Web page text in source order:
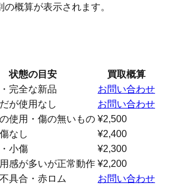
概算が表示されます。
状態の目安
買取概算
完全な新品
お問い合わせ
が使用なし
お問い合わせ
使用・傷の無いもの ¥2,500
なし
¥2,400
小傷
¥2,300
感が多いが正常動作 ¥2,200
具合・赤ロム お問い合わせ